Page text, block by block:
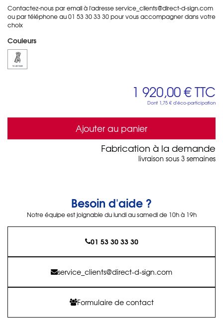
Contactez-nous par email à l'adresse service_clients@direct-d-sign.com
ou par téléphone au 01 53 30 33 30 pour vous accompagner dans votre
choix
Couleurs
1 920,00 €TTC
Dont 1,75 € d'éco-participation
Ajouter au panier
Fabrication à la demande
livraison sous 3 semaines
Besoin d'aide ?
Notre équipe est joignable du lundi au samedi de 10h à 19h
01 53 30 33 30
service_clients@direct-d-sign.com
Formulaire de contact